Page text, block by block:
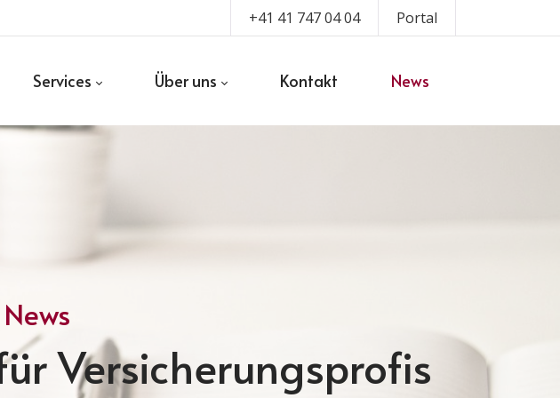
+41 41 747 04 04 Portal
Services Über uns Kontakt News
Versicherungsprofis